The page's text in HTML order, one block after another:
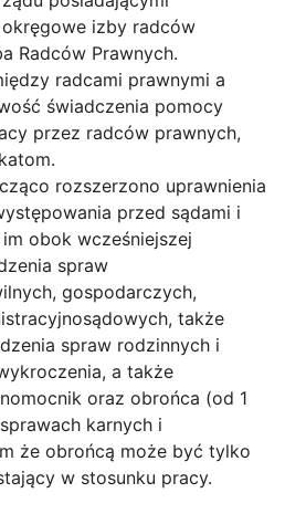
izby radców
Radców Prawnych.
radcami prawnymi a
świadczenia pomocy
przez radców prawnych,
rozszerzono uprawnienia
przed sądami i
obok wcześniejszej
spraw
gospodarczych,
także
spraw rodzinnych i
a także
oraz obrońca (od 1
karnych i
że obrońcą może być tylko
w stosunku pracy.